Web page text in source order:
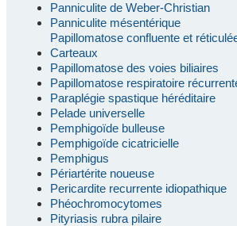
Panniculite de Weber-Christian
Panniculite mésentérique
Papillomatose confluente et
Carteaux
Papillomatose des voies biliaires
Papillomatose respiratoire
Paraplégie spastique héréditaire
Pelade universelle
Pemphigoïde bulleuse
Pemphigoïde cicatricielle
Pemphigus
Périartérite noueuse
Pericardite recurrente idiopathique
Phéochromocytomes
Pityriasis rubra pilaire